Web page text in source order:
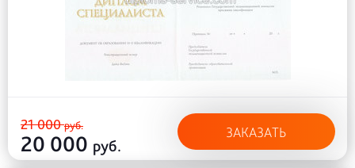
21 000руб.
20 000 руб.
ЗАКАЗАТЬ